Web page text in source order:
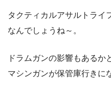
タクティカルアサルトライ
なんでしょうね～。
ドラムガンの影響もあるか
マシンガンが保管庫行きに